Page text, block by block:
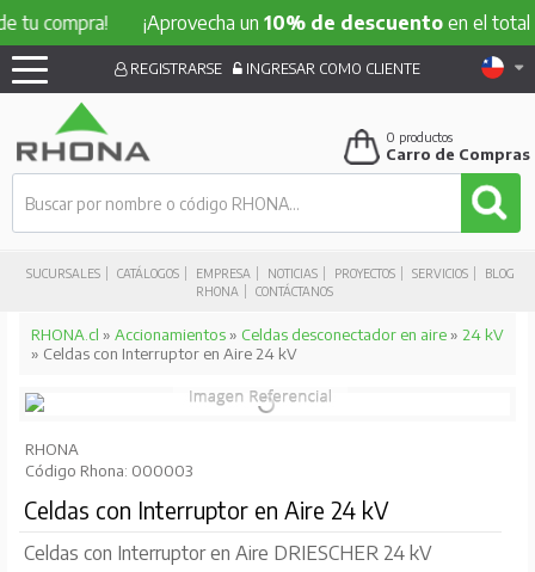
compra! ¡Aprovecha un10% de descuentoen el total
SUCURSALES CATÁLOGOS EMPRESA NOTICIAS PROYECTOS SERVICIOS
BLOG
RHONA
CONTÁCTANOS
REGISTRARSE INGRESAR COMO CLIENTE
0 productos
Carro de Compras
RHONA.cl » Accionamientos» Celdas desconectador en aire» 24 kV
» Celdas con Interruptor en Aire 24 kV
RHONA
Código Rhona: 000003
Celdas con Interruptor en Aire 24 kV
Celdas con Interruptor en Aire DRIESCHER 24 kV